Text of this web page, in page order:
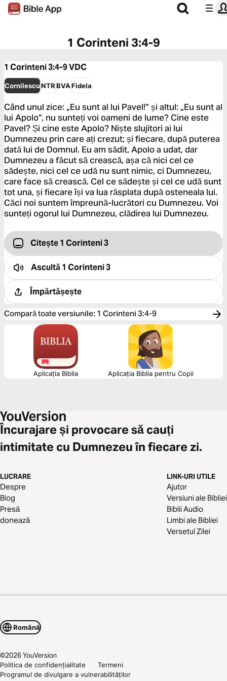
1 Corinteni 3:4-9
1 Corinteni 3:4-9VDC
CornilescuNTRBVAFidela
Când unul zice: „Eu sunt al lui Pavel!” și altul: „Eu sunt al
lui Apolo”, nu sunteți voi oameni de lume? Cine este
Pavel? Și cine este Apolo? Niște slujitori ai lui
Dumnezeu prin care ați crezut; și fiecare, după puterea
dată lui de Domnul. Eu am sădit, Apolo a udat, dar
Dumnezeu a făcut să crească, așa că nici cel ce
sădește, nici cel ce udă nu sunt nimic, ci Dumnezeu,
care face să crească. Cel ce sădește și cel ce udă sunt
tot una, și fiecare își va lua răsplata după osteneala lui.
Căci noi suntem împreună-lucrători cu Dumnezeu. Voi
sunteți ogorul lui Dumnezeu, clădirea lui Dumnezeu.
Citește 1 Corinteni 3
Ascultă1 Corinteni 3
Împărtășește
Compară toate versiunile: 1 Corinteni 3:4-9
Aplicația Biblia Aplicația Biblia pentru Copii
Încurajare și provocare să cauți
intimitate cu Dumnezeu în fiecare zi.
LUCRARE
Despre
Blog
Presă
donează
LINK-URI UTILE
Ajutor
Versiuni ale Bibliei
Biblii Audio
Limbi ale Bibliei
Versetul Zilei
Română
©2026YouVersion
Politica de confidențialitate
Termeni
Programul de divulgare a vulnerabilităților